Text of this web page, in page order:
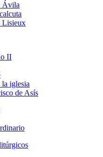
Ávila
Lisieux
II
la iglesia
de Asís